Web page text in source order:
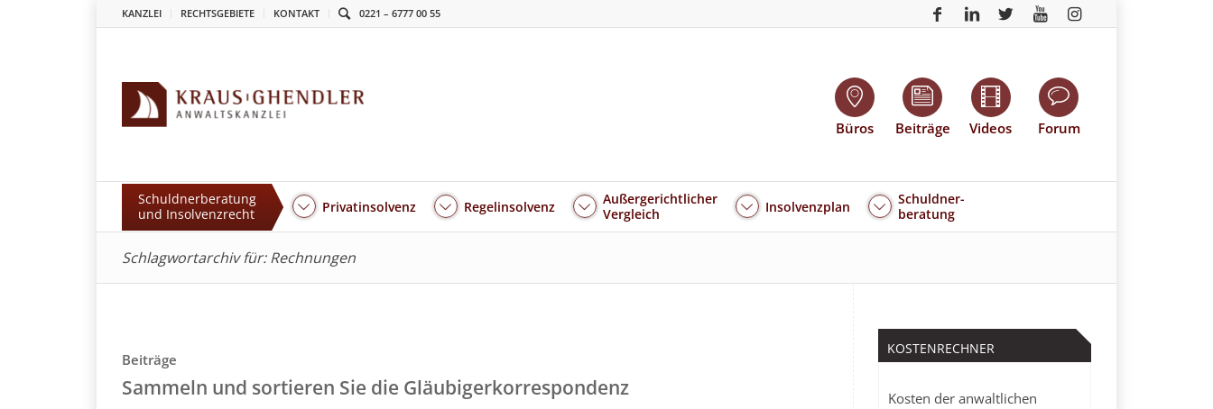
KANZLEI RECHTSGEBIETE KONTAKT 0221 – 6777 00 55
Büros Beiträge Videos Forum
Schuldnerberatung
und Insolvenzrecht
Privatinsolvenz Regelinsolvenz
Außergerichtlicher
Vergleich
Insolvenzplan
Schuldner-
beratung
Schlagwortarchiv für: Rechnungen
Beiträge
Sammeln und sortieren Sie die Gläubigerkorrespondenz
KOSTENRECHNER
Kosten der anwaltlichen